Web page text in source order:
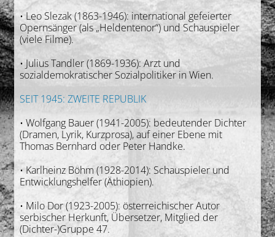
• Leo Slezak (1863-1946): international gefeierter
Opernsänger (als „Heldentenor“) und Schauspieler
(viele Filme).
• Julius Tandler (1869-1936): Arzt und
sozialdemokratischer Sozialpolitiker in Wien.
SEIT 1945: ZWEITE REPUBLIK
• Wolfgang Bauer (1941-2005): bedeutender Dichter
(Dramen, Lyrik, Kurzprosa), auf einer Ebene mit
Thomas Bernhard oder Peter Handke.
• Karlheinz Böhm (1928-2014): Schauspieler und
Entwicklungshelfer (Äthiopien).
• Milo Dor (1923-2005): österreichischer Autor
serbischer Herkunft, Übersetzer, Mitglied der
(Dichter-)Gruppe 47.